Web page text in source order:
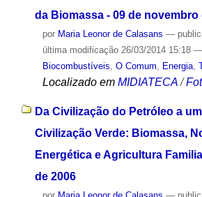
da Biomassa - 09 de novembro
por Maria Leonor de Calasans —
última modificação26/03/2014 15:18 —
Biocombustíveis O Comum Energia,
Localizado em MIDIATECA /
Da Civilização do Petróleo a
Civilização Verde: Biomassa,
Energética e Agricultura
de 2006